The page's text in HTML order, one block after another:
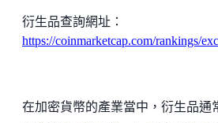
衍生品查詢網址：
https://coinmarketcap.com/rankings/
在加密貨幣的產業當中，衍生品通